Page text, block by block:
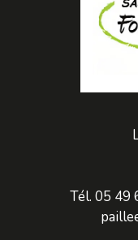
Tél. 05 49